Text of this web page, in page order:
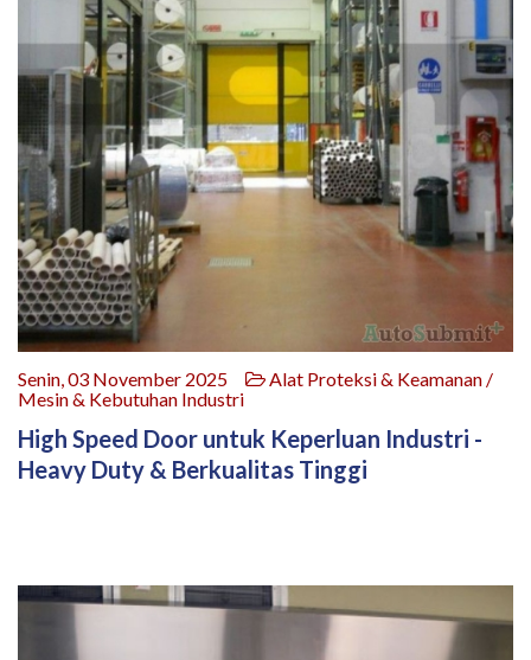
Senin, 03 November 2025
Alat Proteksi & Keamanan /
Mesin & Kebutuhan Industri
High Speed Door untuk Keperluan Industri -
Heavy Duty & Berkualitas Tinggi